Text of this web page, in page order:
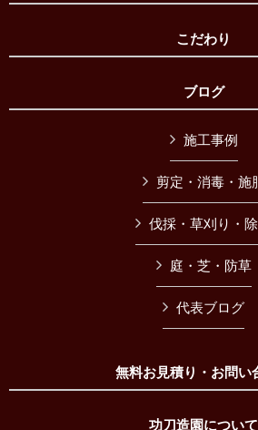
こだわり
ブログ
施工事例
剪定・消毒・施
伐採・草刈り・
庭・芝・防草
代表ブログ
無料お見積り・お問い
功刀造園について